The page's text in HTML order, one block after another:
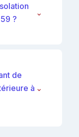
?
⌄
de
à ⌄